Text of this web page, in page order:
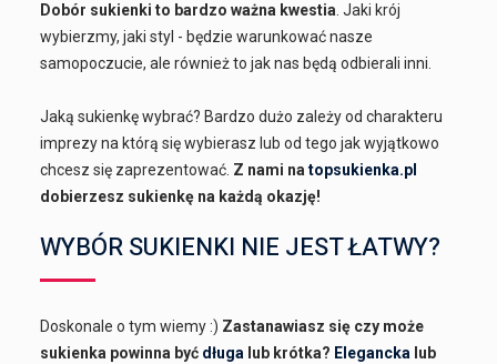
Dobór sukienki to bardzo ważna kwestia. Jaki krój
wybierzmy, jaki styl - będzie warunkować nasze
samopoczucie, ale również to jak nas będą odbierali inni.
Jaką sukienkę wybrać? Bardzo dużo zależy od charakteru
imprezy na którą się wybierasz lub od tego jak wyjątkowo
chcesz się zaprezentować. Z nami natopsukienka.pl
dobierzesz sukienkę na każdą okazję!
WYBÓR SUKIENKI NIE JEST ŁATWY?
Doskonale o tym wiemy :) Zastanawiasz się czy może
sukienka powinna być długa lub krótka? Elegancka lub